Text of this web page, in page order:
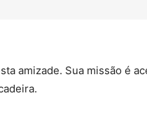
amizade. Sua missão é